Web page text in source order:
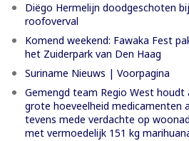
Diëgo Hermelijn doodgeschoten
roofoverval
Komend weekend: Fawaka Fest
het Zuiderpark van Den Haag
Suriname Nieuws | Voorpagina
Gemengd team Regio West
grote hoeveelheid medicamenten
tevens mede verdachte op
met vermoedelijk 151 kg